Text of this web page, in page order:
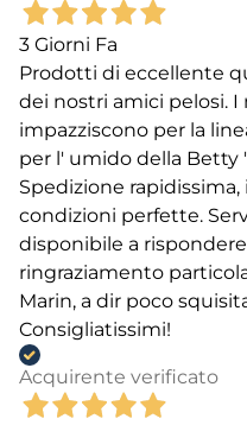
3 Giorni Fa
Prodotti di eccellente
dei nostri amici pelosi.
impazziscono per la
per l' umido della Betty
Spedizione
condizioni perfette.
disponibile a
ringraziamento
Marin, a dir poco
Consigliatissimi!
Acquirente verificato